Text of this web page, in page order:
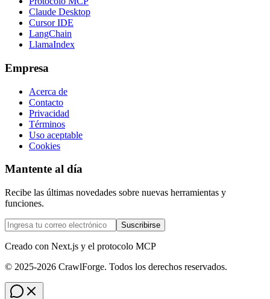
Claude Desktop
Cursor IDE
LangChain
LlamaIndex
Empresa
Acerca de
Contacto
Privacidad
Términos
Uso aceptable
Cookies
Mantente al día
Recibe las últimas novedades sobre nuevas herramientas y
funciones.
Suscribirse
Creado con Next.js y el protocolo MCP
© 2025-2026 CrawlForge. Todos los derechos reservados.